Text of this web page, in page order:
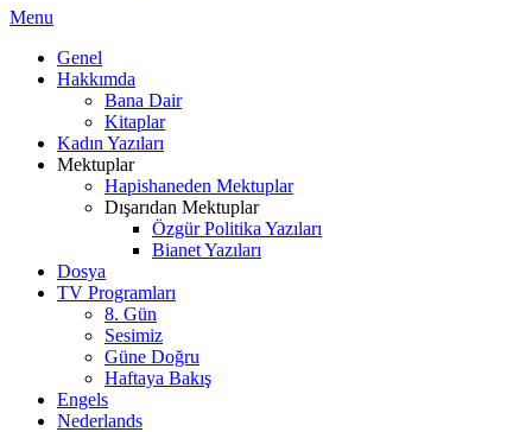
Menu
Genel
Hakkımda
Bana Dair
Kitaplar
Kadın Yazıları
Mektuplar
Hapishaneden Mektuplar
Dışarıdan Mektuplar
Özgür Politika Yazıları
Bianet Yazıları
Dosya
TV Programları
8. Gün
Sesimiz
Güne Doğru
Haftaya Bakış
Engels
Nederlands